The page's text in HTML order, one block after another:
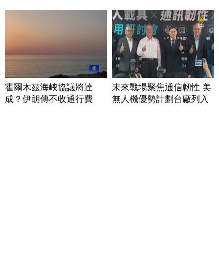
霍爾木茲海峽協議將達
成？伊朗傳不收通行費
未來戰場聚焦通信韌性 美
無人機優勢計劃台廠列入